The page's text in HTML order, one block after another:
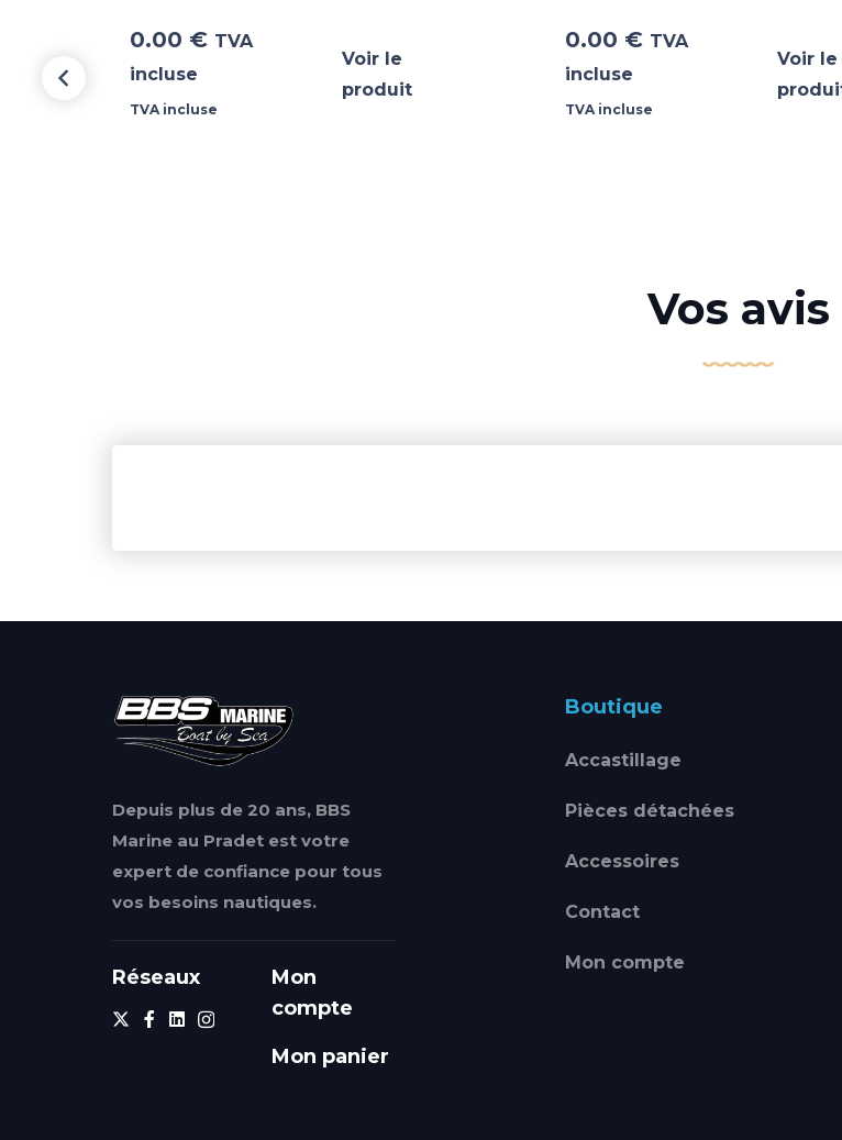
0.00 € TVA
incluse
TVA incluse
Voir le
produit
0.00 € TVA
incluse
TVA incluse
Voir le
Vos avis
Depuis plus de 20 ans, BBS
Marine au Pradet est votre
expert de confiance pour tous
vos besoins nautiques.
Réseaux
Mon
compte
Mon panier
Boutique
Accastillage
Pièces détachées
Accessoires
Contact
Mon compte